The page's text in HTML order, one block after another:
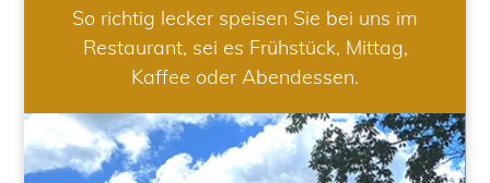
So richtig lecker speisen Sie bei uns im
Restaurant, sei es Frühstück, Mittag,
Kaffee oder Abendessen.